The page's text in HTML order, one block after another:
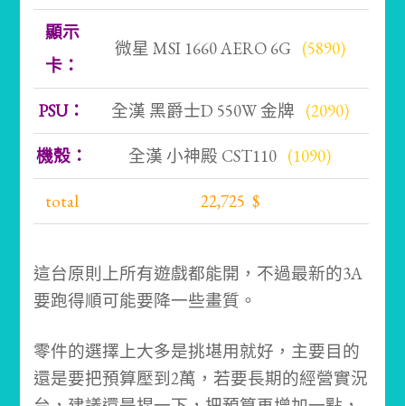
顯示
卡：
微星 MSI 1660 AERO 6G (5890)
PSU： 全漢 黑爵士D 550W 金牌 (2090)
機殼：
全漢 小神殿 CST110 (1090)
total
22,725 $
這台原則上所有遊戲都能開，不過最新的3A
要跑得順可能要降一些畫質。
零件的選擇上大多是挑堪用就好，主要目的
還是要把預算壓到2萬，若要長期的經營實況